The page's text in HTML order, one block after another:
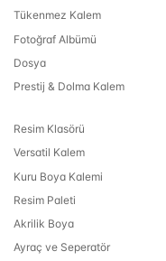
Tükenmez Kalem
Fotoğraf Albümü
Dosya
Prestij & Dolma Kalem
Resim Klasörü
Versatil Kalem
Kuru Boya Kalemi
Resim Paleti
Akrilik Boya
Ayraç ve Seperatör